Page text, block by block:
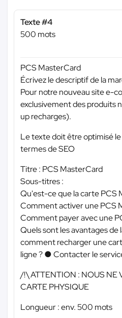
Texte #4
500 mots
PCS MasterCard
Écrivez le descriptif de la
Pour notre nouveau site e-
exclusivement des produits
up recharges).
Le texte doit être optimisé
termes de SEO
Titre : PCS MasterCard
Sous-titres :
Qu'est-ce que la carte PCS
Comment activer une PCS
Comment payer avec une
Quels sont les avantages
comment recharger une
ligne ? ● Contacter le
/!\ ATTENTION : NOUS NE
CARTE PHYSIQUE
Longueur : env. 500 mots